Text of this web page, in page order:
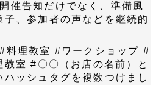
開催告知だけでなく、準備風
、参加者の声などを継続的
#料理教室 #ワークショップ #
教室 #〇〇（お店の名前）と
ッシュタグを複数つけまし